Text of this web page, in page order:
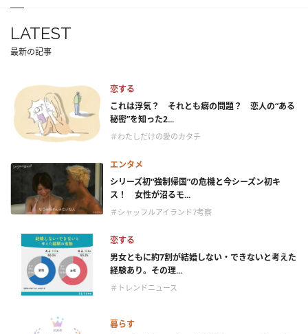
LATEST
最新の記事
恋する
これは浮気？ それとも癖の問題？ 恋人の“ある
秘密”を知った2...
＃わたしだけの愛のカタチ
エンタメ
シリーズ初“強制帰国”の危機と今シーズン初キ
ス！ 女性が沼るモ...
＃シャッフルアイランド7考察
恋する
男女ともに約7割が結婚しない・できないと考えた
経験あり。その理...
＃トレンドニュース
暮らす